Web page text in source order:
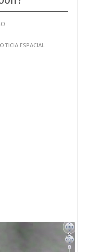
ESPACIAL